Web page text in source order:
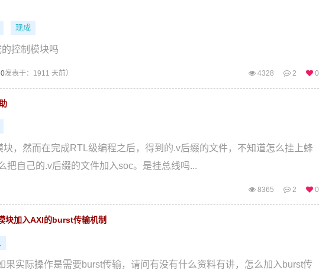
现成
控制模块吗
发表于：1911 天前） 4328 2 0
，然而在完成RTL级编程之后，得到的.v后缀的文件，不知道怎么挂上蜂
把自己的.v后缀的文件加入soc。是挂总线吗...
8365 2 0
块加入AXI的burst传输机制
实际操作是需要burst传输，请问有没有什么资料有讲，怎么加入burst传